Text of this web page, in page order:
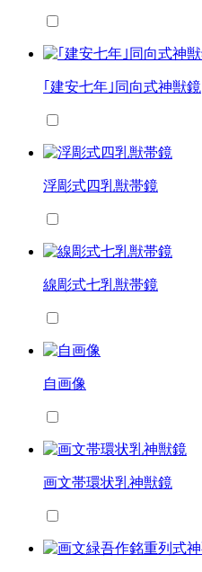
｢建安七年｣同向式神獣鏡
浮彫式四乳獣帯鏡
線彫式七乳獣帯鏡
自画像
画文帯環状乳神獣鏡